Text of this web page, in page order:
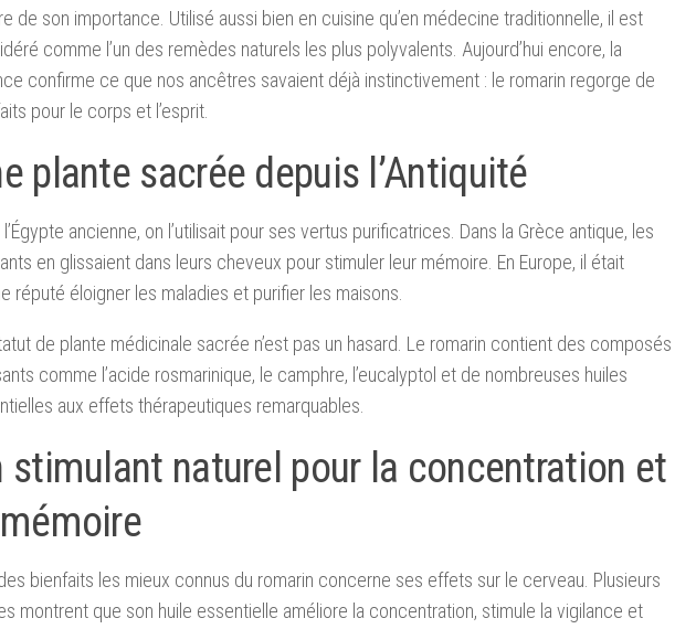
de son importance. Utilisé aussi bien en cuisine qu’en médecine traditionnelle, il est
comme l’un des remèdes naturels les plus polyvalents. Aujourd’hui encore, la
confirme ce que nos ancêtres savaient déjà instinctivement : le romarin regorge de
pour le corps et l’esprit.
plante sacrée depuis l’Antiquité
l’Égypte ancienne, on l’utilisait pour ses vertus purificatrices. Dans la Grèce antique, les
en glissaient dans leurs cheveux pour stimuler leur mémoire. En Europe, il était
réputé éloigner les maladies et purifier les maisons.
de plante médicinale sacrée n’est pas un hasard. Le romarin contient des composés
comme l’acide rosmarinique, le camphre, l’eucalyptol et de nombreuses huiles
aux effets thérapeutiques remarquables.
stimulant naturel pour la concentration et
des bienfaits les mieux connus du romarin concerne ses effets sur le cerveau. Plusieurs
montrent que son huile essentielle améliore la concentration, stimule la vigilance et